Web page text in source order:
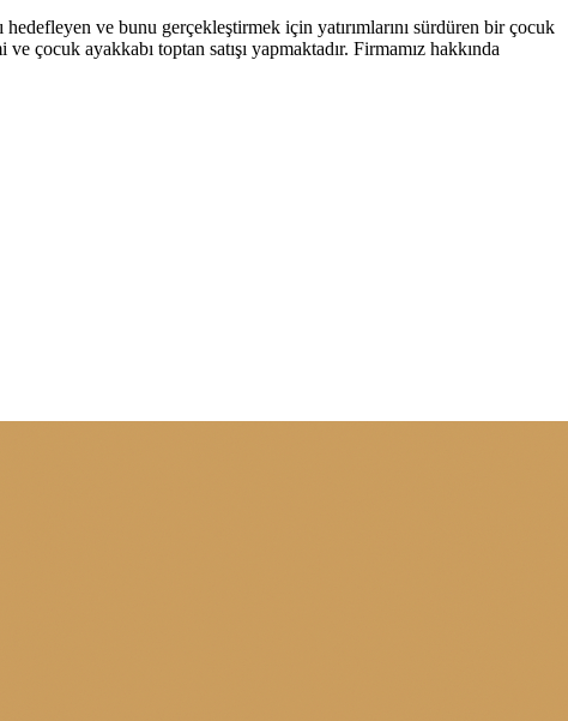
ve bunu gerçekleştirmek için yatırımlarını sürdüren bir çocuk
çocuk ayakkabı toptan satışı yapmaktadır. Firmamız hakkında